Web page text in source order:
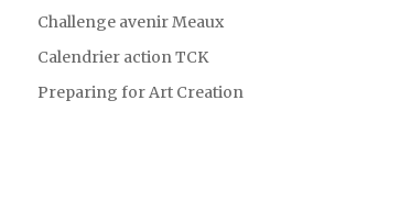
Challenge avenir Meaux
Calendrier action TCK
Preparing for Art Creation